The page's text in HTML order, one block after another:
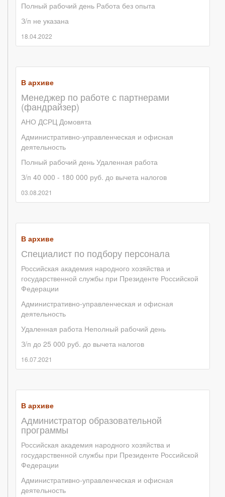
Полный рабочий день Работа без опыта
З/п не указана
18.04.2022
В архиве
Менеджер по работе с партнерами
(фандрайзер)
АНО ДСРЦ Домовята
Административно-управленческая и офисная
деятельность
Полный рабочий день Удаленная работа
З/п 40 000 - 180 000 руб. до вычета налогов
03.08.2021
В архиве
Специалист по подбору персонала
Российская академия народного хозяйства и
государственной службы при Президенте Российской
Федерации
Административно-управленческая и офисная
деятельность
Удаленная работа Неполный рабочий день
З/п до 25 000 руб. до вычета налогов
16.07.2021
В архиве
Администратор образовательной
программы
Российская академия народного хозяйства и
государственной службы при Президенте Российской
Федерации
Административно-управленческая и офисная
деятельность